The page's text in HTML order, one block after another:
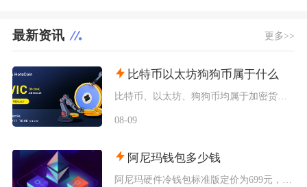
最新资讯 更多>>
比特币以太坊狗狗币属于什么
08-09
阿尼玛钱包多少钱